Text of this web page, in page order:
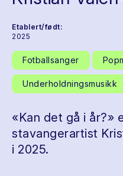
Etablert/født:
2025
Fotballsanger
Underholdningsmusikk
«Kan det gå i år?»
stavangerartist
i 2025.